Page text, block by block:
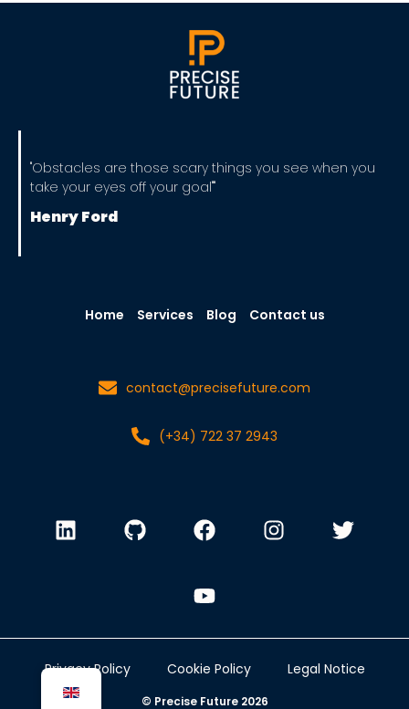
"Obstacles are those scary things you see when you
take your eyes off your goal""
Henry Ford
Home Services Blog Contact us
contact@precisefuture.com
(+34) 722 37 2943
© Precise Future 2026
Privacy Policy Cookie Policy Legal Notice